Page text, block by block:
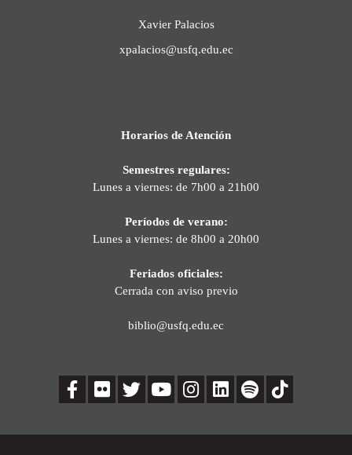
Xavier Palacios
xpalacios@usfq.edu.ec
Horarios de Atención
Semestres regulares:
Lunes a viernes: de 7h00 a 21h00
Períodos de verano:
Lunes a viernes: de 8h00 a 20h00
Feriados oficiales:
Cerrada con aviso previo
biblio@usfq.edu.ec